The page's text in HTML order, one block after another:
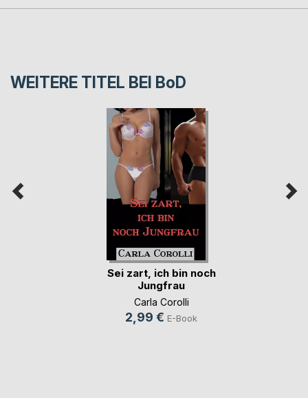
WEITERE TITEL BEI BoD
Sei zart, ich bin noch
Jungfrau
Carla Corolli
2,99 € E-Book